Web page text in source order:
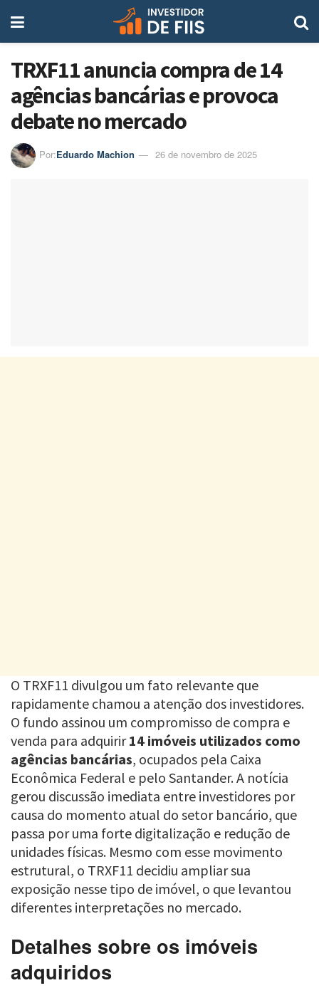
TRXF11 anuncia compra de 14
agências bancárias e provoca
debate no mercado
Por:Eduardo Machion 26 de novembro de 2025
O TRXF11 divulgou um fato relevante que
rapidamente chamou a atenção dos investidores.
O fundo assinou um compromisso de compra e
venda para adquirir14 imóveis utilizados como
agências bancárias, ocupados pela Caixa
Econômica Federal e pelo Santander. A notícia
gerou discussão imediata entre investidores por
causa do momento atual do setor bancário, que
passa por uma forte digitalização e redução de
unidades físicas. Mesmo com esse movimento
estrutural, o TRXF11 decidiu ampliar sua
exposição nesse tipo de imóvel, o que levantou
diferentes interpretações no mercado.
Detalhes sobre os imóveis
adquiridos